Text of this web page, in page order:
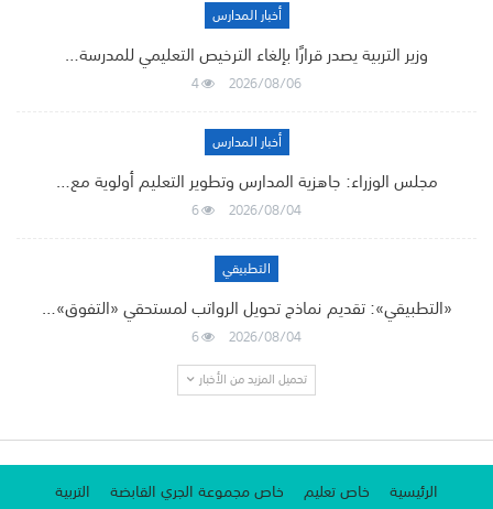
أخبار المدارس
وزير التربية يصدر قرارًا بإلغاء الترخيص التعليمي للمدرسة…
2026/08/06
4
أخبار المدارس
مجلس الوزراء: جاهزية المدارس وتطوير التعليم أولوية مع…
2026/08/04
6
التطبيقي
«التطبيقي»: تقديم نماذج تحويل الرواتب لمستحقي «التفوق»…
2026/08/04
6
تحميل المزيد من الأخبار
الرئيسية خاص تعليم خاص مجموعة الجري القابضة
التربية